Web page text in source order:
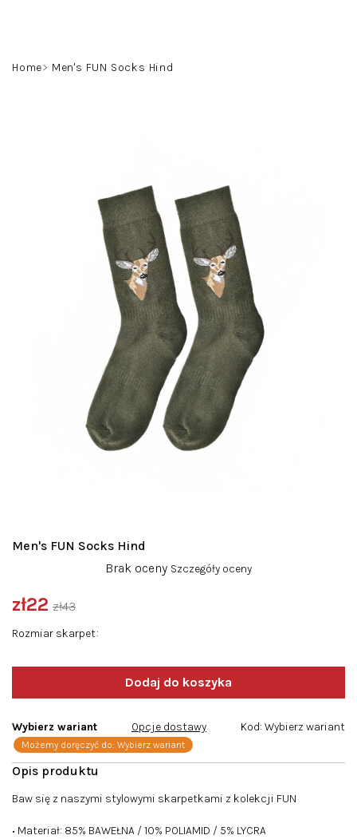
Home Men's FUN Socks Hind
Baw się z naszymi stylowymi skarpetkami z kolekcji FUN
• Materiał: 85% BAWEŁNA / 10% POLIAMID / 5% LYCRA
Rozmiar skarpet
zł43
zł22
jednostkowa:
Wybierz wariant
Możemy doręczyć do: Wybierz wariant
Opcje dostawy Kod: Wybierz wariant
Men's FUN Socks Hind
produktu
wynosi
0,0
Brak oceny Szczegóły oceny